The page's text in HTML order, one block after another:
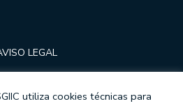
LEGAL
DE PRIVACIDAD
COOKIESutiliza cookies técnicas para